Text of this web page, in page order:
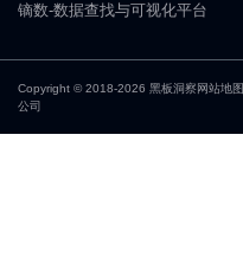
镝数-数据查找与可视化平台
Copyright © 2018-2026 黑板洞察网站地图
公司